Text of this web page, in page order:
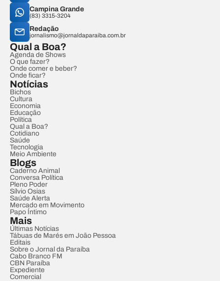
Campina Grande
(83) 3315-3204
Redação
jornalismo@jornaldaparaiba.com.br
Qual a Boa?
Agenda de Shows
O que fazer?
Onde comer e beber?
Onde ficar?
Notícias
Bichos
Cultura
Economia
Educação
Política
Qual a Boa?
Cotidiano
Saúde
Tecnologia
Meio Ambiente
Blogs
Caderno Animal
Conversa Política
Pleno Poder
Sílvio Osias
Saúde Alerta
Mercado em Movimento
Papo Íntimo
Mais
Últimas Notícias
Tábuas de Marés em João Pessoa
Editais
Sobre o Jornal da Paraíba
Cabo Branco FM
CBN Paraíba
Expediente
Comercial